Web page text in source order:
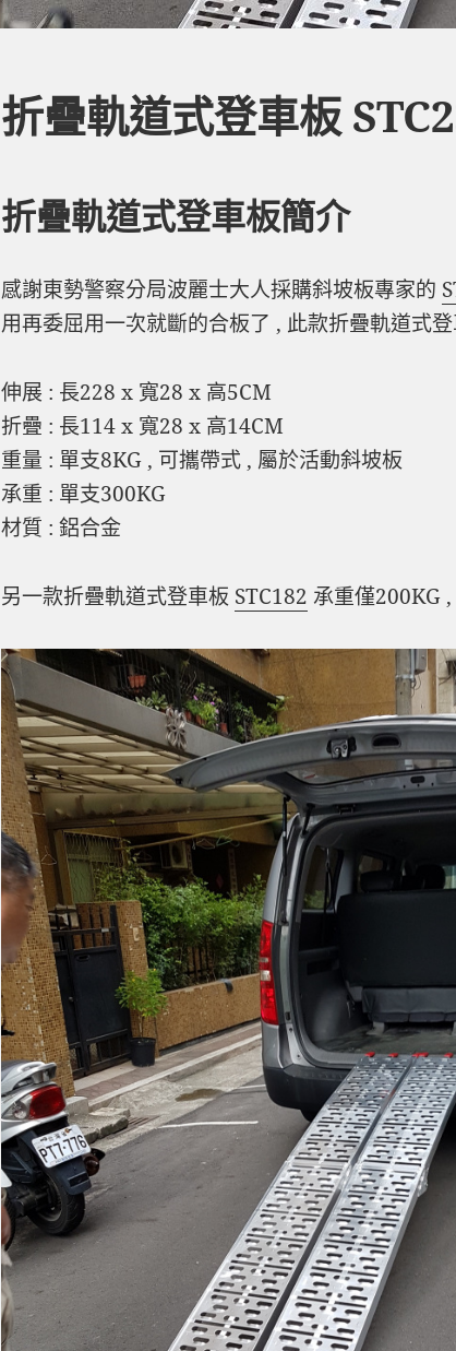
折疊軌道式登車板
折疊軌道式登車板簡介
感謝東勢警察分局波麗士大人採購斜坡板專家的
用再委屈用一次就斷的合板了 , 此款折疊軌道式
伸展 : 長228 x 寬28 x 高5CM
折疊 : 長114 x 寬28 x 高14CM
重量 : 單支8KG , 可攜帶式 , 屬於活動斜坡板
承重 : 單支300KG
材質 : 鋁合金
另一款折疊軌道式登車板 STC182 承重僅200KG